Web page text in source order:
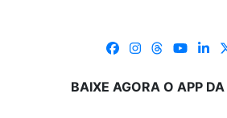
BAIXE AGORA O APP